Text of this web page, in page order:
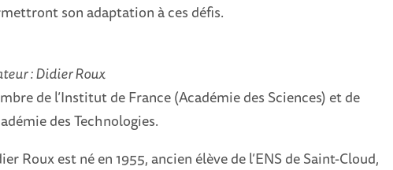
son adaptation à ces défis.
: Didier Roux
de l’Institut de France (Académie des Sciences) et de
des Technologies.
Roux est né en 1955, ancien élève de l’ENS de Saint-Cloud,